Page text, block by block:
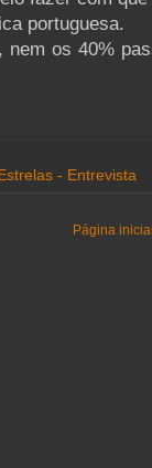
portuguesa.
nem os 40%
- Entrevista
Página